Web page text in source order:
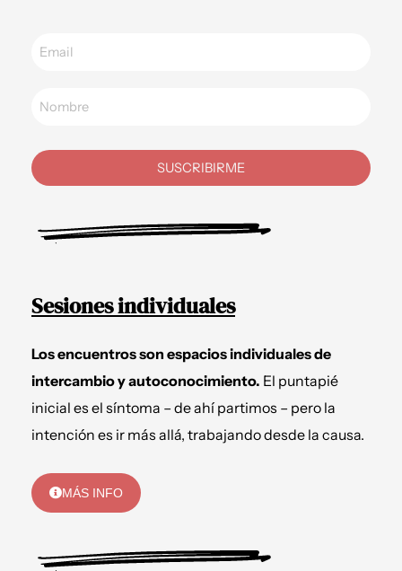
SUSCRIBIRME
Sesiones individuales
Los encuentros son espacios individuales de
intercambio y autoconocimiento. El puntapié
inicial es el síntoma – de ahí partimos – pero la
intención es ir más allá, trabajando desde la causa.
MÁS INFO